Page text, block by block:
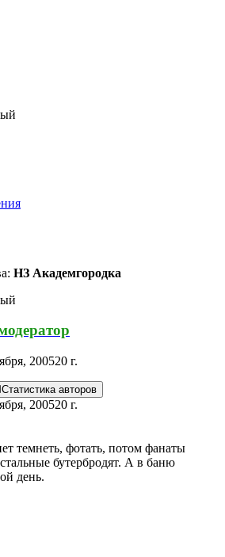
НЗ Академгородка
200520 г.
Статистика авторов
200520 г.
темнеть, фотать, потом фанаты
бутербродят. А в баню
день.